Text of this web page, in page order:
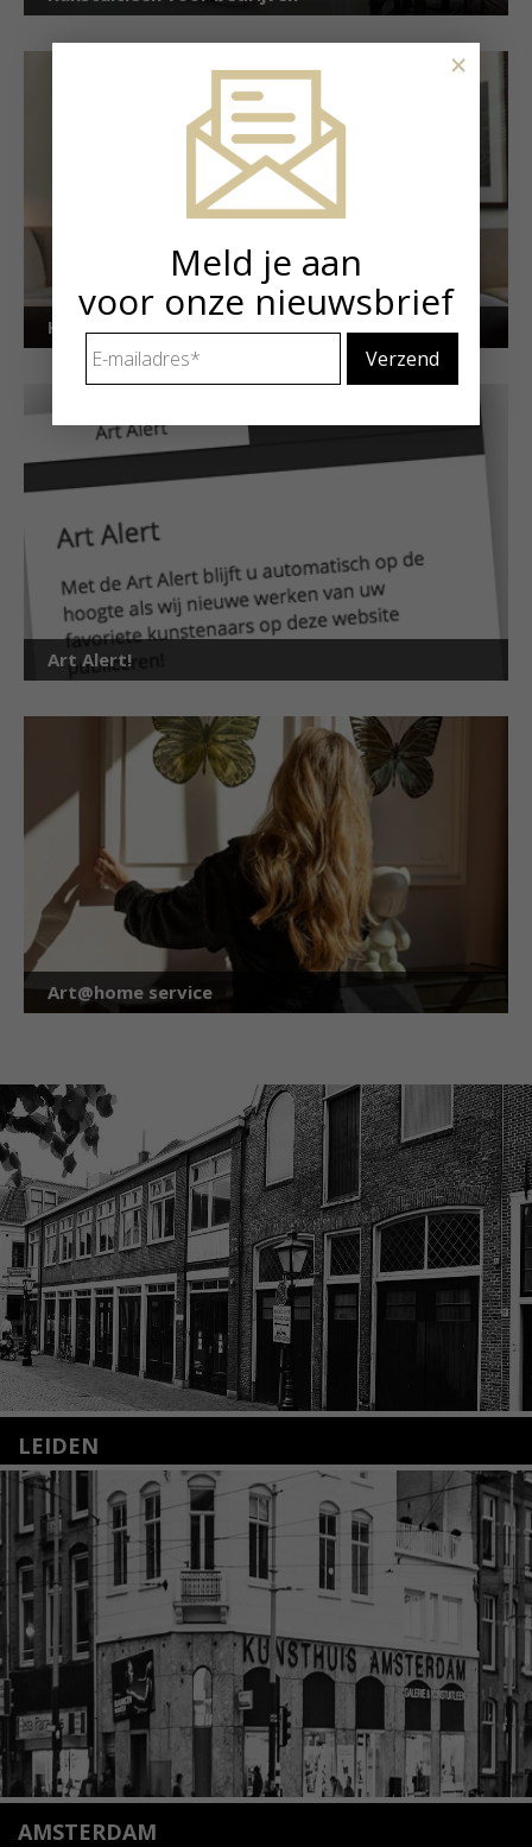
Kunstuitleen voor particulieren
Art Alert!
Art@home service
LEIDEN
Nieuwstraat 35
2312 KA Leiden
+31(0)71 – 52 84 480
info@kunsthuisleiden.nl
Lees meer
AMSTERDAM
Meld je aan
voor onze nieuwsbrief
mailadres *
×